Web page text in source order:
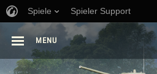
Spiele Spieler Support
MENU